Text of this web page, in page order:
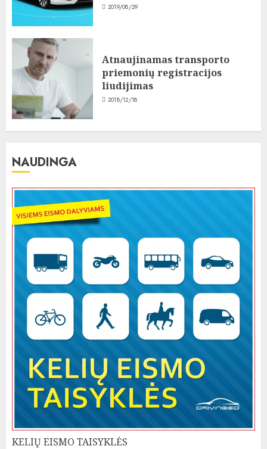
2019/08/29
Atnaujinamas transporto
priemonių registracijos
liudijimas
2018/12/18
NAUDINGA
KELIŲ EISMO TAISYKLĖS